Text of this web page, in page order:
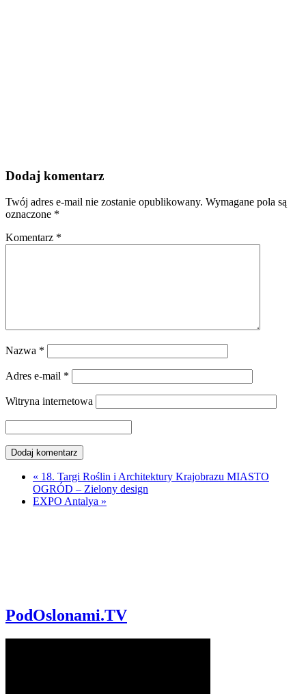
Dodaj komentarz
Twój adres e-mail nie zostanie opublikowany. Wymagane pola są
oznaczone *
Komentarz *
Nazwa *
Adres e-mail *
Witryna internetowa
« 18. Targi Roślin i Architektury Krajobrazu MIASTO
OGRÓD – Zielony design
EXPO Antalya »
PodOslonami.TV